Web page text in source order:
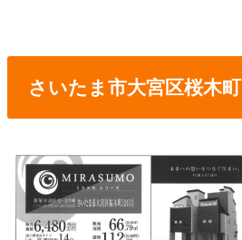
さいたま市大宮区桜木町